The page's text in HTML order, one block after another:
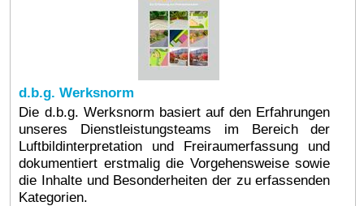
d.b.g. Werksnorm
Die d.b.g. Werksnorm basiert auf den Erfahrungen
unseres Dienstleistungsteams im Bereich der
Luftbildinterpretation und Freiraumerfassung und
dokumentiert erstmalig die Vorgehensweise sowie
die Inhalte und Besonderheiten der zu erfassenden
Kategorien.